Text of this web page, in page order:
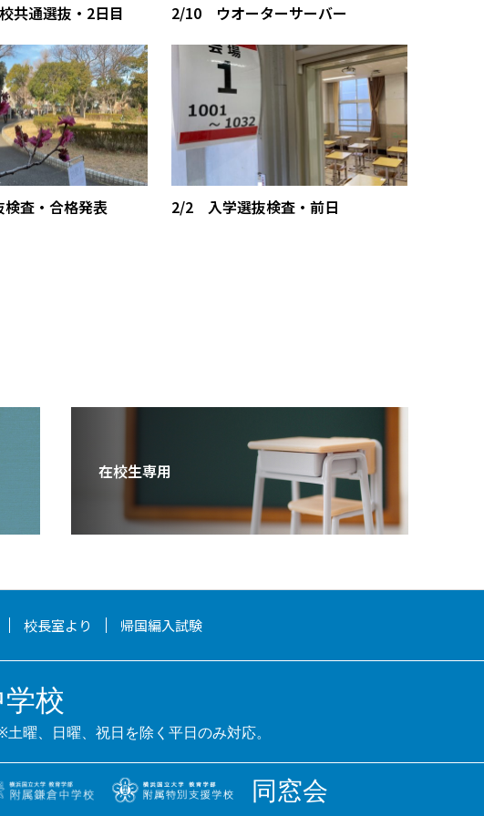
共通選抜・2日目 2/10 ウオーターサーバー
査・合格発表 2/2 入学選抜検査・前日
在校生専用
校長室より 帰国編入試験
校
土曜、日曜、祝日を除く平日のみ対応。
同窓会